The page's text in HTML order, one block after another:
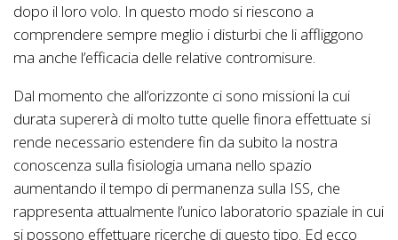
dopo il loro volo. In questo modo si riescono a
comprendere sempre meglio i disturbi che li affliggono
ma anche l’efficacia delle relative contromisure.
Dal momento che all’orizzonte ci sono missioni la cui
durata supererà di molto tutte quelle finora effettuate si
rende necessario estendere fin da subito la nostra
conoscenza sulla fisiologia umana nello spazio
aumentando il tempo di permanenza sulla ISS, che
rappresenta attualmente l’unico laboratorio spaziale in cui
si possono effettuare ricerche di questo tipo. Ed ecco